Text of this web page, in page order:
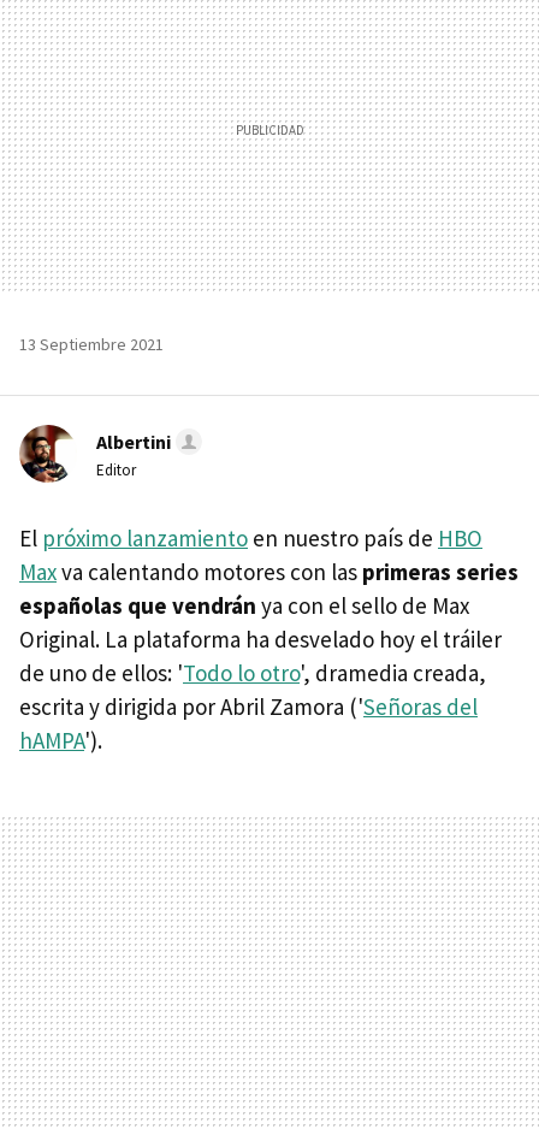
13 Septiembre 2021
Albertini
Editor
El próximo lanzamiento en nuestro país de HBO
Maxva calentando motores con las primeras series
españolas que vendrán ya con el sello de Max
Original. La plataforma ha desvelado hoy el tráiler
de uno de ellos: 'Todo lo otro', dramedia creada,
escrita y dirigida por Abril Zamora ('Señoras del
hAMPA').